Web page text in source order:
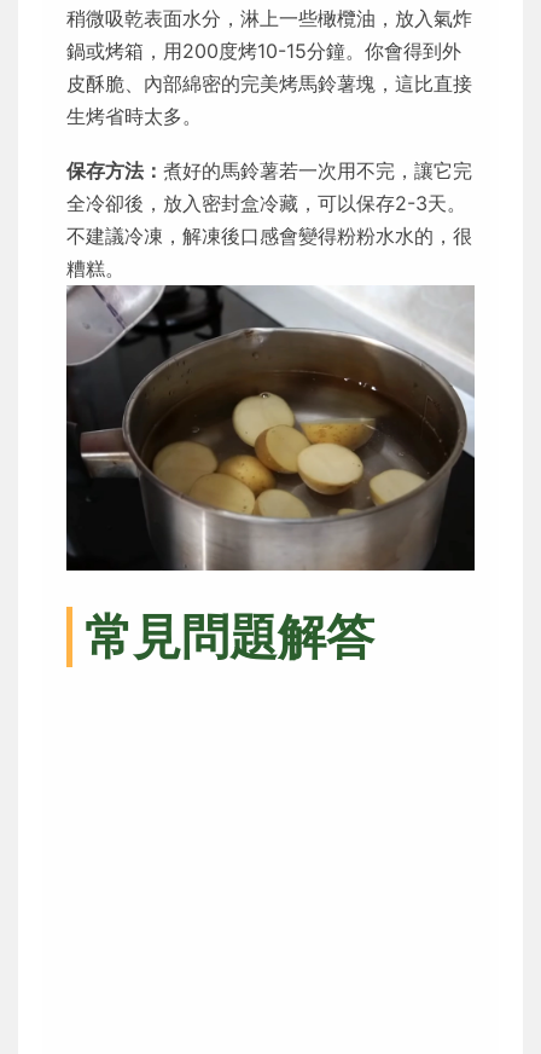
稍微吸乾表面水分，淋上一些橄欖油，放入氣炸
鍋或烤箱，用200度烤10-15分鐘。你會得到外
皮酥脆、內部綿密的完美烤馬鈴薯塊，這比直接
生烤省時太多。
保存方法： 煮好的馬鈴薯若一次用不完，讓它完
全冷卻後，放入密封盒冷藏，可以保存2-3天。
不建議冷凍，解凍後口感會變得粉粉水水的，很
糟糕。
常見問題解答